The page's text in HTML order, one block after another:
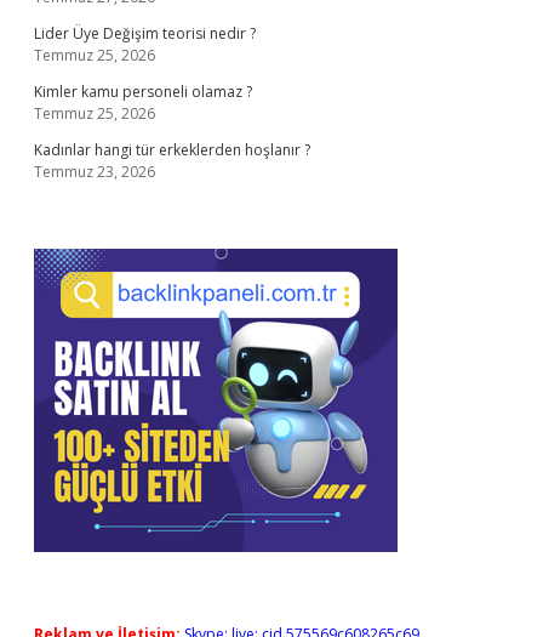
Lider Üye Değişim teorisi nedir ?
Temmuz 25, 2026
Kimler kamu personeli olamaz ?
Temmuz 25, 2026
Kadınlar hangi tür erkeklerden hoşlanır ?
Temmuz 23, 2026